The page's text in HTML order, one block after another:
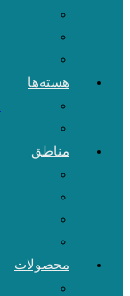
هسته‌ها
مناطق
محصولات